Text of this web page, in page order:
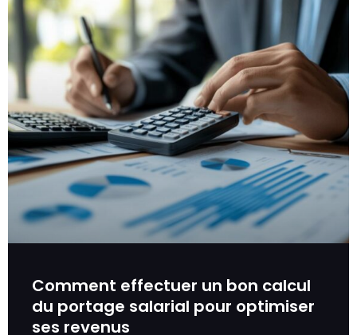
Comment effectuer un bon calcul
du portage salarial pour optimiser
ses revenus